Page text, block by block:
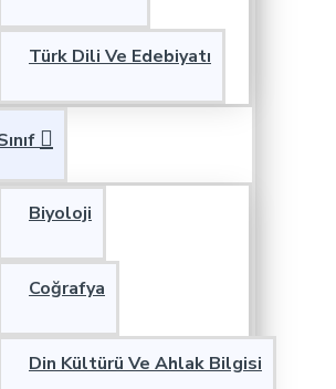
Türk Dili Ve Edebiyatı
Biyoloji
Coğrafya
Din Kültürü Ve Ahlak Bilgisi